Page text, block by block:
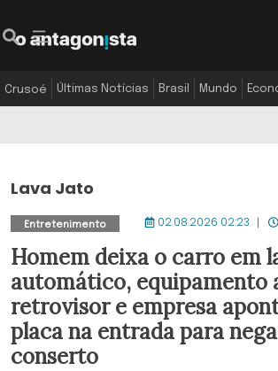
Crusoé Últimas Notícias Brasil Mundo
Lava Jato
Entretenimento 02.08.2026 02:23
Homem deixa o carro em
automático, equipamento
retrovisor e empresa
placa na entrada para
conserto